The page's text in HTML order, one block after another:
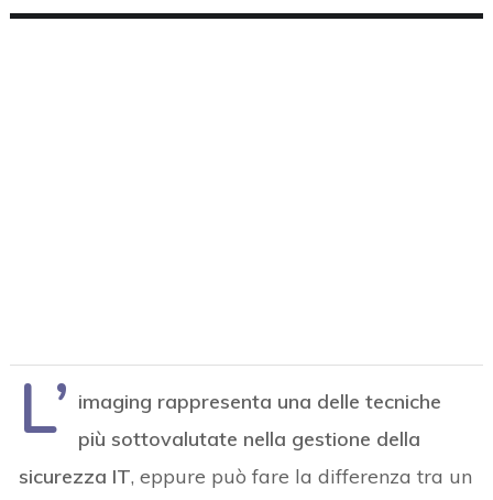
L’ imaging rappresenta una delle tecniche
più sottovalutate nella gestione della
sicurezza IT, eppure può fare la differenza tra un